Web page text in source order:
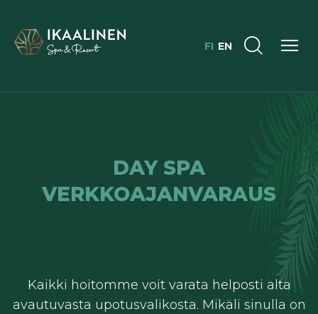
FI EN
DAY SPA
VERKKOAJANVARAUS
Kaikki hoitomme voit varata helposti alta
avautuvasta upotusvalikosta. Mikäli sinulla on